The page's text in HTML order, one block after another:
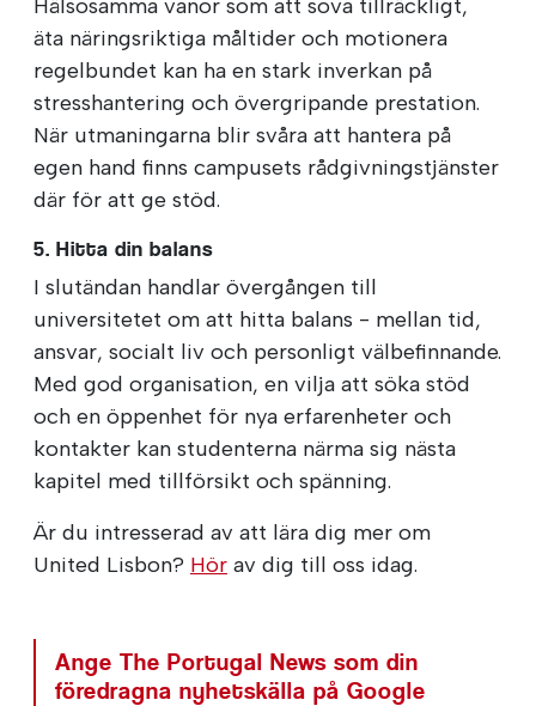
Hälsosamma vanor som att sova tillräckligt,
äta näringsriktiga måltider och motionera
regelbundet kan ha en stark inverkan på
stresshantering och övergripande prestation.
När utmaningarna blir svåra att hantera på
egen hand finns campusets rådgivningstjänster
där för att ge stöd.
5. Hitta din balans
I slutändan handlar övergången till
universitetet om att hitta balans - mellan tid,
ansvar, socialt liv och personligt välbefinnande.
Med god organisation, en vilja att söka stöd
och en öppenhet för nya erfarenheter och
kontakter kan studenterna närma sig nästa
kapitel med tillförsikt och spänning.
Är du intresserad av att lära dig mer om
United Lisbon? Hör av dig till oss idag.
Ange The Portugal News som din
föredragna nyhetskälla på Google